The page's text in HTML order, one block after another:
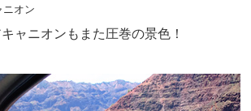
ニオン
ャニオンもまた圧巻の景色！